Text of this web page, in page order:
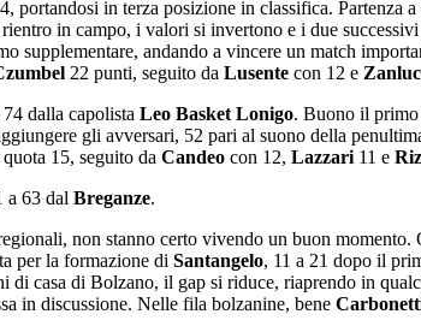
portandosi in terza posizione in classifica.
in campo, i valori si invertono e i due
andando a vincere un match
22 punti, seguito da Lusente con 12 e
dalla capolista Leo Basket Lonigo. Buono il
gli avversari, 52 pari al suono della
quota 15, seguito da Candeo con 12, Lazzari 11 e
a 63 dal Breganze.
non stanno certo vivendo un buon
per la formazione di Santangelo, 11 a 21 dopo il
di casa di Bolzano, il gap si riduce, riaprendo in
in discussione. Nelle fila bolzanine, bene